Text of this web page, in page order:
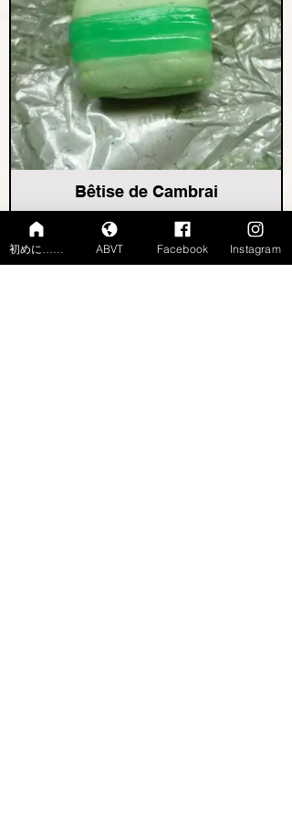
Bêtise de Cambrai
Ville précédente Ville suivante
初めに…… ABVT Facebook Instagram